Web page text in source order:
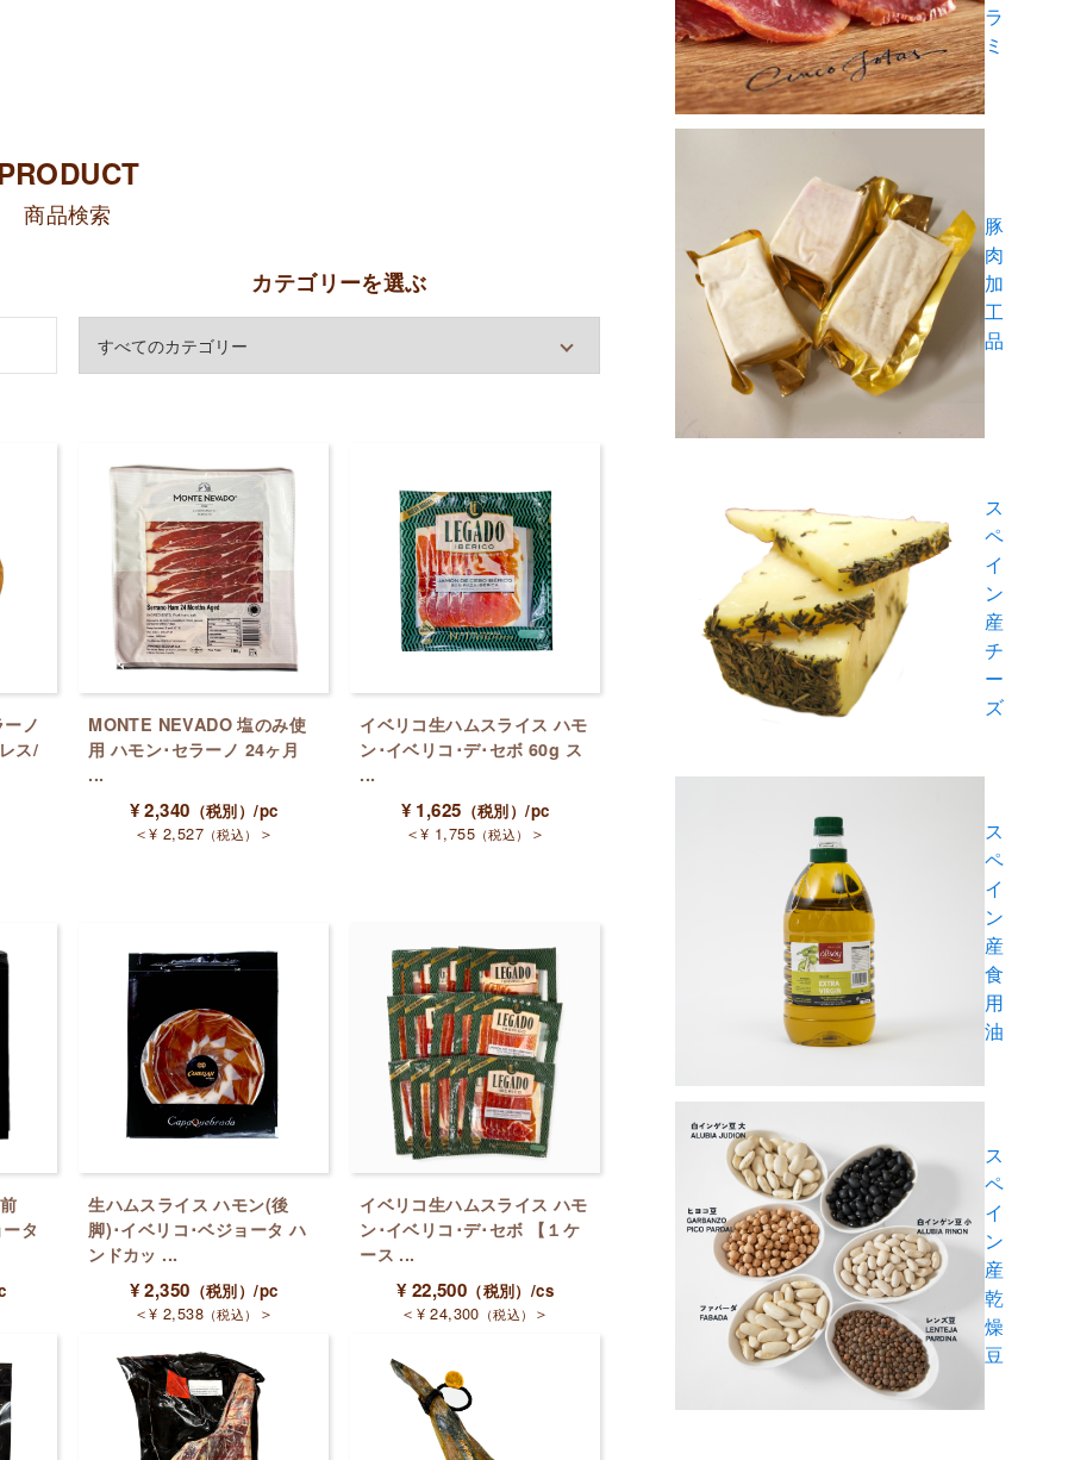
商品検索
カテゴリーを選ぶ
ノ
ス/
MONTE NEVADO 塩のみ使
用 ハモン･セラーノ 24ヶ月
...
¥2,340 （税別）/pc
＜¥ 2,527 （税込） ＞
イベリコ生ハムスライス ハモ
ン･イベリコ･デ･セボ 60g ス
...
¥1,625 （税別）/pc
＜¥ 1,755 （税込） ＞
タ
生ハムスライス ハモン(後
脚)･イベリコ･ベジョータ ハ
ンドカッ ...
¥2,350 （税別）/pc
＜¥ 2,538 （税込） ＞
イベリコ生ハムスライス ハモ
ン･イベリコ･デ･セボ 【１ケ
ース ...
¥22,500 （税別） /cs
＜ ¥24,300 （税込） ＞
ラ
ミ
豚
肉
加
工
品
ス
ペ
イ
ン
産
チ
ー
ズ
ス
ペ
イ
ン
産
食
用
油
ス
ペ
イ
ン
産
乾
燥
豆